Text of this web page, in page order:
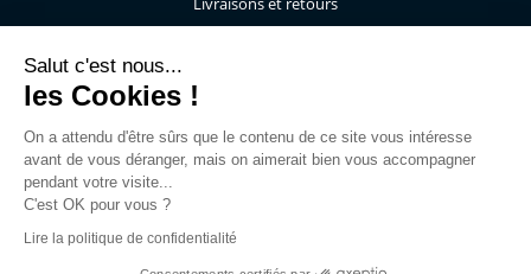
Qui sommes-nous ?
C.G.V
Guide des tailles
Salut c'est nous...
les Cookies !
On a attendu d'être sûrs que le contenu de ce site vous intéresse
avant de vous déranger, mais on aimerait bien vous accompagner
pendant votre visite...
C'est OK pour vous ?
Lire la politique de confidentialité